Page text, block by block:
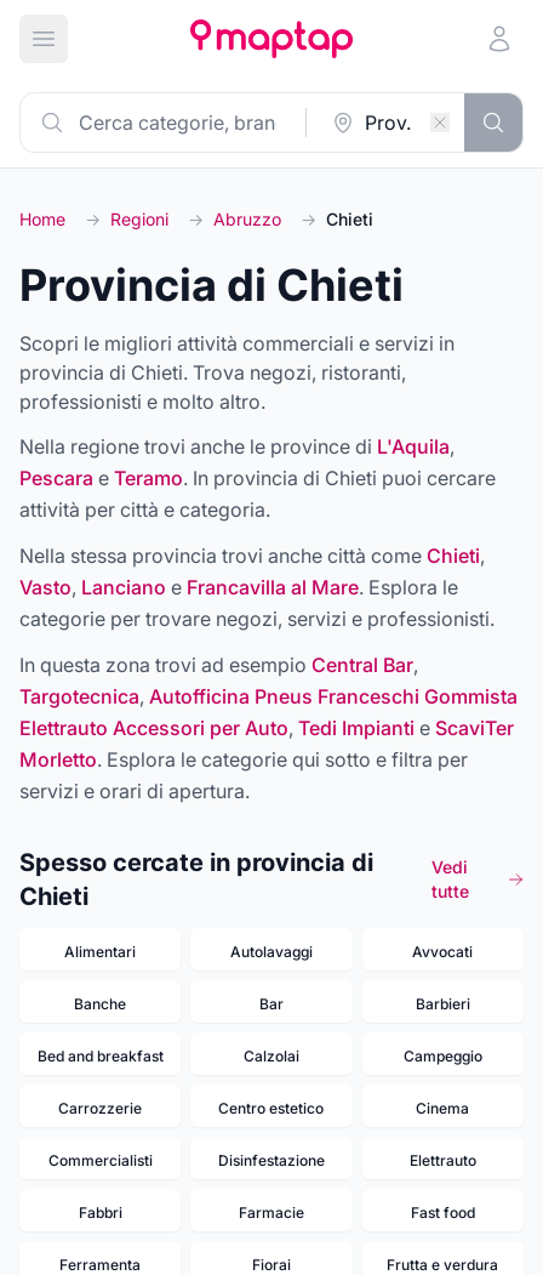
Apri menu principale
Home → Regioni → Abruzzo → Chieti
Provincia di Chieti
Scopri le migliori attività commerciali e servizi in
provincia di Chieti. Trova negozi, ristoranti,
professionisti e molto altro.
Nella regione trovi anche le province di L'Aquila,
Pescara e Teramo. In provincia di Chieti puoi cercare
attività per città e categoria.
Nella stessa provincia trovi anche città come Chieti,
Vasto, Lanciano e Francavilla al Mare. Esplora le
categorie per trovare negozi, servizi e professionisti.
In questa zona trovi ad esempio Central Bar,
Targotecnica, Autofficina Pneus Franceschi Gommista
Elettrauto Accessori per Auto, Tedi Impianti e ScaviTer
Morletto. Esplora le categorie qui sotto e filtra per
servizi e orari di apertura.
Spesso cercate in provincia di
Chieti
Vedi
tutte
Alimentari Autolavaggi Avvocati
Banche Bar Barbieri
Bed and breakfast Calzolai Campeggio
Carrozzerie Centro estetico Cinema
Commercialisti Disinfestazione Elettrauto
Fabbri Farmacie Fast food
Ferramenta Fiorai Frutta e verdura